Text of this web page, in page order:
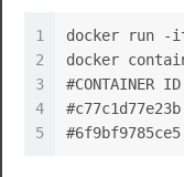
1
2
3
4
5
docker run -
docker